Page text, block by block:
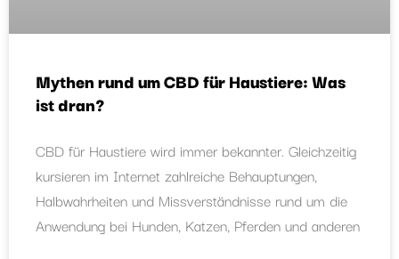
Mythen rund um CBD für Haustiere: Was
ist dran?
CBD für Haustiere wird immer bekannter. Gleichzeitig
kursieren im Internet zahlreiche Behauptungen,
Halbwahrheiten und Missverständnisse rund um die
Anwendung bei Hunden, Katzen, Pferden und anderen